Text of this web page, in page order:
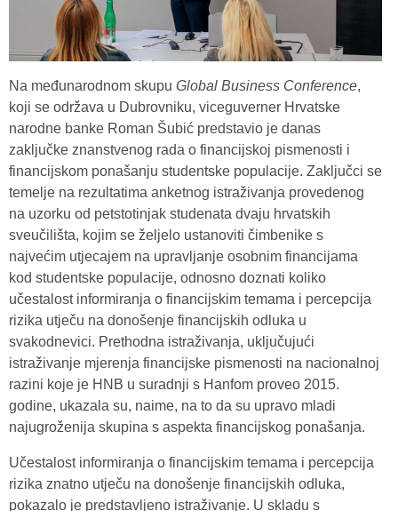
Na međunarodnom skupu Global Business Conference,
koji se održava u Dubrovniku, viceguverner Hrvatske
narodne banke Roman Šubić predstavio je danas
zaključke znanstvenog rada o financijskoj pismenosti i
financijskom ponašanju studentske populacije. Zaključci se
temelje na rezultatima anketnog istraživanja provedenog
na uzorku od petstotinjak studenata dvaju hrvatskih
sveučilišta, kojim se željelo ustanoviti čimbenike s
najvećim utjecajem na upravljanje osobnim financijama
kod studentske populacije, odnosno doznati koliko
učestalost informiranja o financijskim temama i percepcija
rizika utječu na donošenje financijskih odluka u
svakodnevici. Prethodna istraživanja, uključujući
istraživanje mjerenja financijske pismenosti na nacionalnoj
razini koje je HNB u suradnji s Hanfom proveo 2015.
godine, ukazala su, naime, na to da su upravo mladi
najugroženija skupina s aspekta financijskog ponašanja.
Učestalost informiranja o financijskim temama i percepcija
rizika znatno utječu na donošenje financijskih odluka,
pokazalo je predstavljeno istraživanje. U skladu s